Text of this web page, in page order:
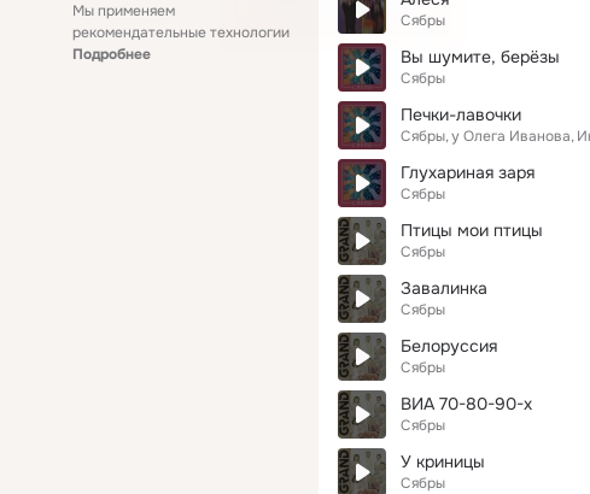
Мы применяем
рекомендательные технологии
Подробнее
Сябры
Вы шумите, берёзы
Сябры
Печки-лавочки
Сябры у Олега Иванова
Глухариная заря
Сябры
Птицы мои птицы
Сябры
Завалинка
Сябры
Белоруссия
Сябры
ВИА 70-80-90-х
Сябры
У криницы
Сябры